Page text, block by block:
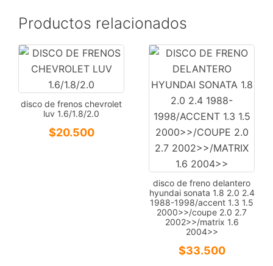
Productos relacionados
disco de frenos chevrolet
luv 1.6/1.8/2.0
$20.500
disco de freno delantero
hyundai sonata 1.8 2.0 2.4
1988-1998/accent 1.3 1.5
2000>>/coupe 2.0 2.7
2002>>/matrix 1.6
2004>>
$33.500